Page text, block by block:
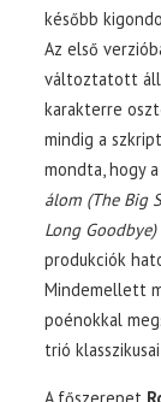
később
Az első
változtatott
karakterre
mindig a
mondta, hogy a
álom (The Big
Long Goodbye)
produkciók
Mindemellett
poénokkal
trió